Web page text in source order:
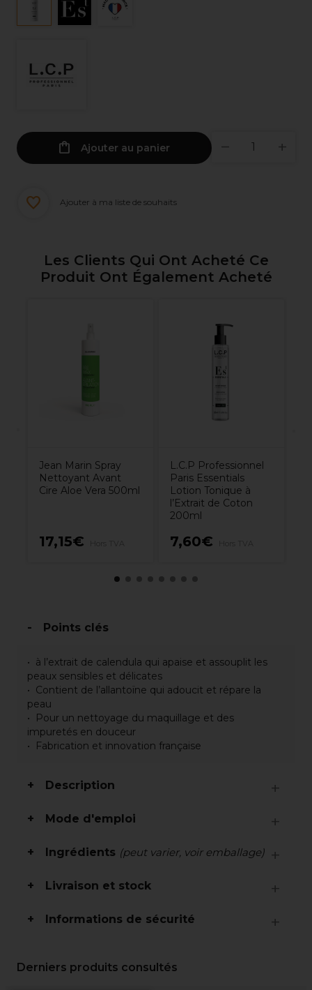
Ajouter au panier
Ajouter à ma liste de souhaits
Les Clients Qui Ont Acheté Ce
Produit Ont Également Acheté
Jean Marin Spray
Nettoyant Avant
Cire Aloe Vera 500ml
17,15€
L.C.P Professionnel
Paris Essentials
Lotion Tonique à
l’Extrait de Coton
200ml
7,60€
Points clés
à l’extrait de calendula qui apaise et assouplit les
peaux sensibles et délicates
Contient de l’allantoïne qui adoucit et répare la
peau
Pour un nettoyage du maquillage et des
impuretés en douceur
Fabrication et innovation française
Description
Mode d'emploi
Ingrédients (peut varier, voir emballage)
Livraison et stock
Informations de sécurité
Derniers produits consultés